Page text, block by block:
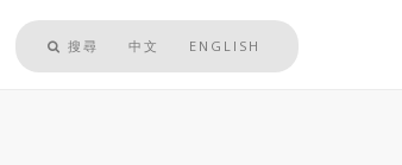
搜尋 中文 ENGLISH